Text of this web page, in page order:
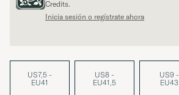
Credits.
Inicia sesión o regístrate ahora
US7,5 -
EU41
US8 -
EU41,5
US9 -
EU43